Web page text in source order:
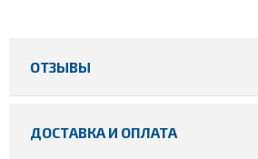
ОТЗЫВЫ
ДОСТАВКА И ОПЛАТА